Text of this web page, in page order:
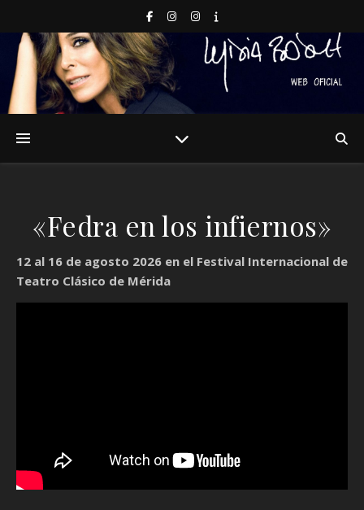
«Fedra en los infiernos»
12 al 16 de agosto 2026 en el Festival Internacional de
Teatro Clásico de Mérida